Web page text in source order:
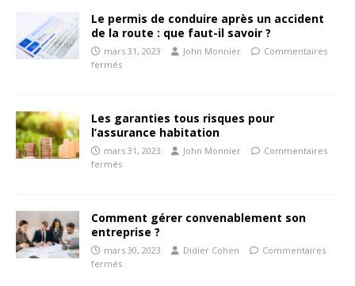
Le permis de conduire après un accident
de la route : que faut-il savoir ?
mars 31, 2023 John Monnier
Commentaires
fermés
Les garanties tous risques pour
l’assurance habitation
mars 31, 2023 John Monnier
Commentaires
fermés
Comment gérer convenablement son
entreprise ?
mars 30, 2023 Didier Cohen
Commentaires
fermés